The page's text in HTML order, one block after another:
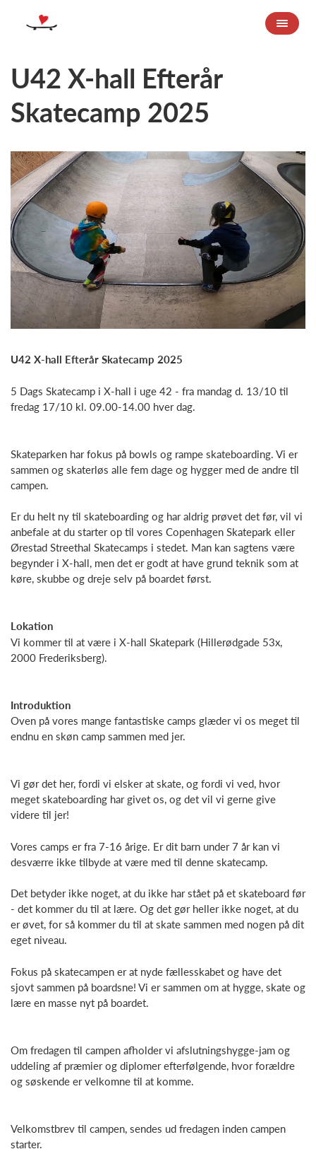
U42 X-hall Efterår
Skatecamp 2025
U42 X-hall Efterår Skatecamp 2025
5 Dags Skatecamp i X-hall i uge 42 - fra mandag d. 13/10 til
fredag 17/10 kl. 09.00-14.00 hver dag.
Skateparken har fokus på bowls og rampe skateboarding. Vi er
sammen og skaterløs alle fem dage og hygger med de andre til
campen.
Er du helt ny til skateboarding og har aldrig prøvet det før, vil vi
anbefale at du starter op til vores Copenhagen Skatepark eller
Ørestad Streethal Skatecamps i stedet. Man kan sagtens være
begynder i X-hall, men det er godt at have grund teknik som at
køre, skubbe og dreje selv på boardet først.
Lokation
Vi kommer til at være i X-hall Skatepark (Hillerødgade 53x,
2000 Frederiksberg).
Introduktion
Oven på vores mange fantastiske camps glæder vi os meget til
endnu en skøn camp sammen med jer.
Vi gør det her, fordi vi elsker at skate, og fordi vi ved, hvor
meget skateboarding har givet os, og det vil vi gerne give
videre til jer!
Vores camps er fra 7-16 årige. Er dit barn under 7 år kan vi
desværre ikke tilbyde at være med til denne skatecamp.
Det betyder ikke noget, at du ikke har stået på et skateboard før
- det kommer du til at lære. Og det gør heller ikke noget, at du
er øvet, for så kommer du til at skate sammen med nogen på dit
eget niveau.
Fokus på skatecampen er at nyde fællesskabet og have det
sjovt sammen på boardsne! Vi er sammen om at hygge, skate og
lære en masse nyt på boardet.
Om fredagen til campen afholder vi afslutningshygge-jam og
uddeling af præmier og diplomer efterfølgende, hvor forældre
og søskende er velkomne til at komme.
Velkomstbrev til campen, sendes ud fredagen inden campen
starter.